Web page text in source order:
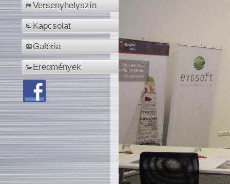
Versenyhelyszín
Kapcsolat
Galéria
Eredmények